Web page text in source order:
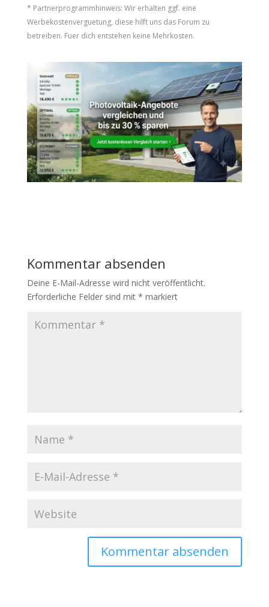
* Partnerprogrammhinweis: Wir erhalten ggf. eine
Werbekostenverguetung, diese hilft uns das Forum zu
betreiben. Fuer dich entstehen keine Mehrkosten.
Kommentar absenden
Deine E-Mail-Adresse wird nicht veröffentlicht.
Erforderliche Felder sind mit * markiert